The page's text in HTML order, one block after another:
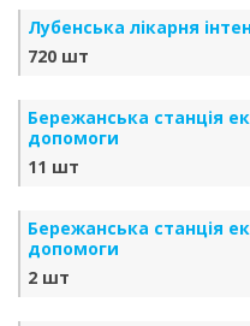
Лубенська лікарня
720 шт
Бережанська станція
допомоги
11 шт
Бережанська станція
допомоги
2 шт